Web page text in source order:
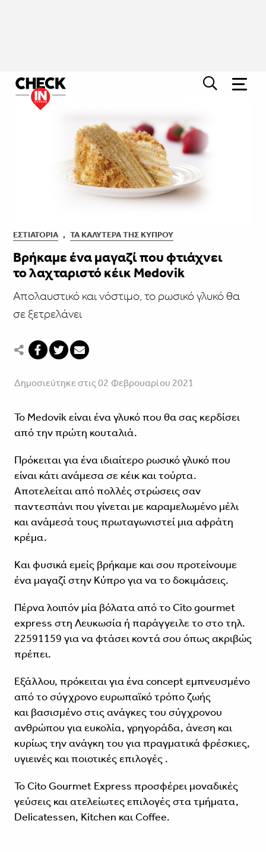
ΕΣΤΙΑΤΌΡΙΑ , ΤΑ ΚΑΛΎΤΕΡΑ ΤΗΣ ΚΎΠΡΟΥ
Βρήκαμε ένα μαγαζί που φτιάχνει
το λαχταριστό κέικ Medovik
Απολαυστικό και νόστιμο, το ρωσικό γλυκό θα
σε ξετρελάνει
Δημοσιεύτηκε στις 02 Φεβρουαρίου 2021
Το Medovik είναι ένα γλυκό που θα σας κερδίσει
από την πρώτη κουταλιά.
Πρόκειται για ένα ιδιαίτερο ρωσικό γλυκό που
είναι κάτι ανάμεσα σε κέικ και τούρτα.
Αποτελείται από πολλές στρώσεις σαν
παντεσπάνι που γίνεται με καραμελωμένο μέλι
και ανάμεσά τους πρωταγωνιστεί μια αφράτη
κρέμα.
Και φυσικά εμείς βρήκαμε και σου προτείνουμε
ένα μαγαζί στην Κύπρο για να το δοκιμάσεις.
Πέρνα λοιπόν μία βόλατα από το Cito gourmet
express στη Λευκωσία ή παράγγειλε το στο τηλ.
22591159 για να φτάσει κοντά σου όπως ακριβώς
πρέπει.
Εξάλλου, πρόκειται για ένα concept εμπνευσμένο
από το σύγχρονο ευρωπαϊκό τρόπο ζωής
και βασισμένο στις ανάγκες του σύγχρονου
ανθρώπου για ευκολία, γρηγοράδα, άνεση και
κυρίως την ανάγκη του για πραγματικά φρέσκιες,
υγιεινές και ποιοτικές επιλογές .
Το Cito Gourmet Express προσφέρει μοναδικές
γεύσεις και ατελείωτες επιλογές στα τμήματα,
Delicatessen, Kitchen και Coffee.